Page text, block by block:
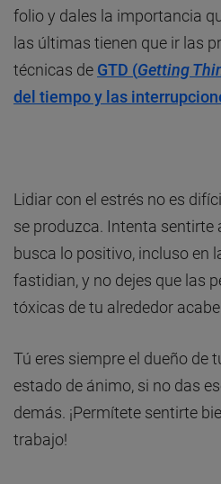
folio y dales la importancia
las últimas tienen que ir las
técnicas de GTD (Getting
del tiempo y las
Lidiar con el estrés no es
se produzca. Intenta sentirte
busca lo positivo, incluso en
fastidian, y no dejes que las
tóxicas de tu alrededor
Tú eres siempre el dueño de
estado de ánimo, si no das
demás. ¡Permítete sentirte
trabajo!